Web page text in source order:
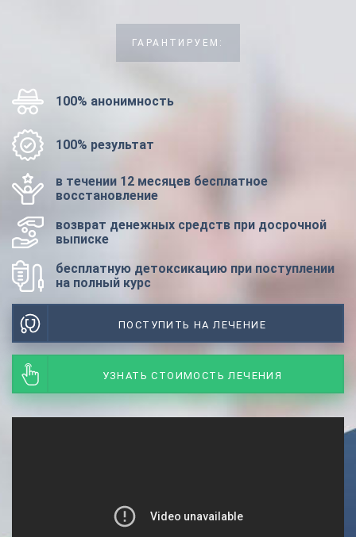
ГАРАНТИРУЕМ:
100% анонимность
100% результат
в течении 12 месяцев бесплатное
восстановление
возврат денежных средств при досрочной
выписке
бесплатную детоксикацию при поступлении
на полный курс
ПОСТУПИТЬ НА ЛЕЧЕНИЕ
УЗНАТЬ СТОИМОСТЬ ЛЕЧЕНИЯ